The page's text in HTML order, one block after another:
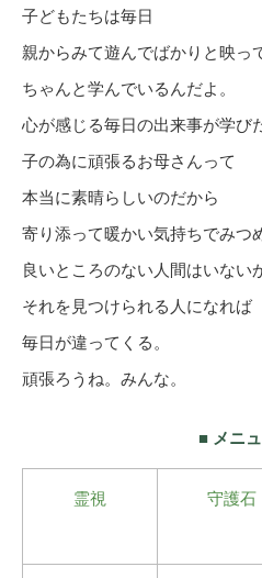
子どもたちは毎日
親からみて遊んでばかりと映っ
ちゃんと学んでいるんだよ。
心が感じる毎日の出来事が学び
子の為に頑張るお母さんって
本当に素晴らしいのだから
寄り添って暖かい気持ちでみつ
良いところのない人間はいない
それを見つけられる人になれば
毎日が違ってくる。
頑張ろうね。みんな。
■ メニ
霊視 守護石